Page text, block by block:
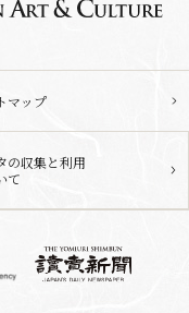
マップ
の収集と利用
て